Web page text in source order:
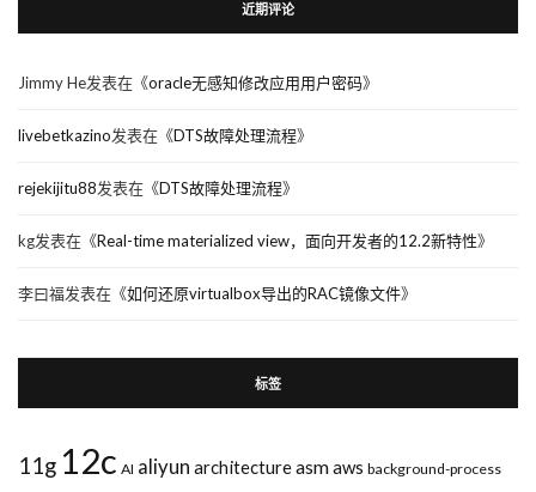
近期评论
Jimmy He发表在《oracle无感知修改应用用户密码》
livebetkazino发表在《DTS故障处理流程》
rejekijitu88发表在《DTS故障处理流程》
kg发表在《Real-time materialized view，面向开发者的12.2新特性》
李曰福发表在《如何还原virtualbox导出的RAC镜像文件》
标签
11g 12c AI aliyun architectureasmaws background-process